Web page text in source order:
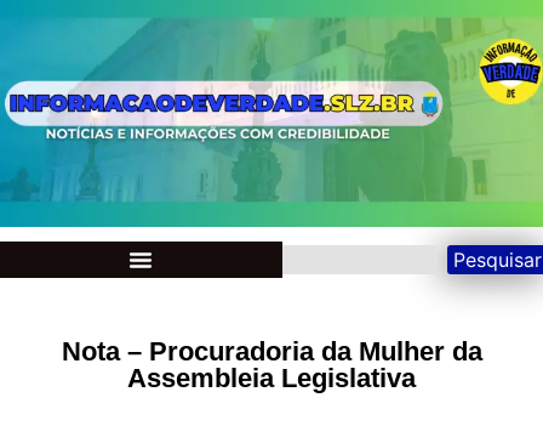
Pesquisar
Nota – Procuradoria da Mulher da
Assembleia Legislativa